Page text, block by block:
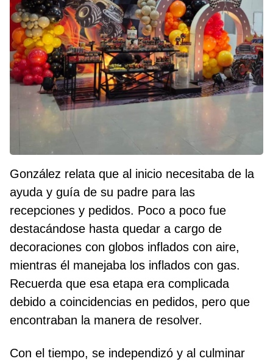
González relata que al inicio necesitaba de la
ayuda y guía de su padre para las
recepciones y pedidos. Poco a poco fue
destacándose hasta quedar a cargo de
decoraciones con globos inflados con aire,
mientras él manejaba los inflados con gas.
Recuerda que esa etapa era complicada
debido a coincidencias en pedidos, pero que
encontraban la manera de resolver.
Con el tiempo, se independizó y al culminar